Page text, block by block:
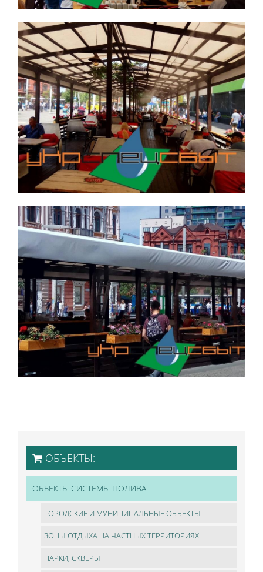
ОБЪЕКТЫ:
ОБЪЕКТЫ СИСТЕМЫ ПОЛИВА
ГОРОДСКИЕ И МУНИЦИПАЛЬНЫЕ ОБЪЕКТЫ
ЗОНЫ ОТДЫХА НА ЧАСТНЫХ ТЕРРИТОРИЯХ
ПАРКИ, СКВЕРЫ